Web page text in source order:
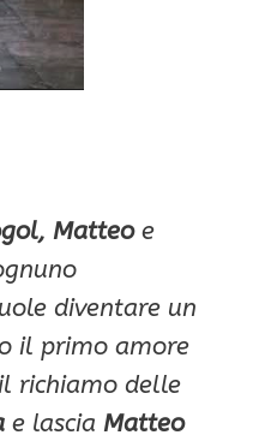
Matteoe
diventare un
il primo amore
richiamo delle
e lascia Matteo